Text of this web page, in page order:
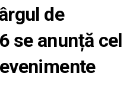
de
se anunță cel